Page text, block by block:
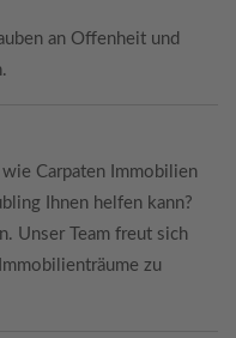
an Offenheit und
Carpaten Immobilien
Ihnen helfen kann?
Unser Team freut sich
zu